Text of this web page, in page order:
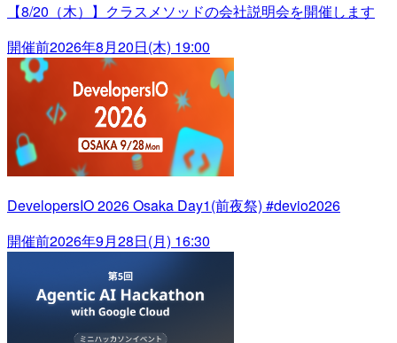
【8/20（木）】クラスメソッドの会社説明会を開催します
開催前2026年8月20日(木) 19:00
DevelopersIO 2026 Osaka Day1(前夜祭) #devio2026
開催前2026年9月28日(月) 16:30